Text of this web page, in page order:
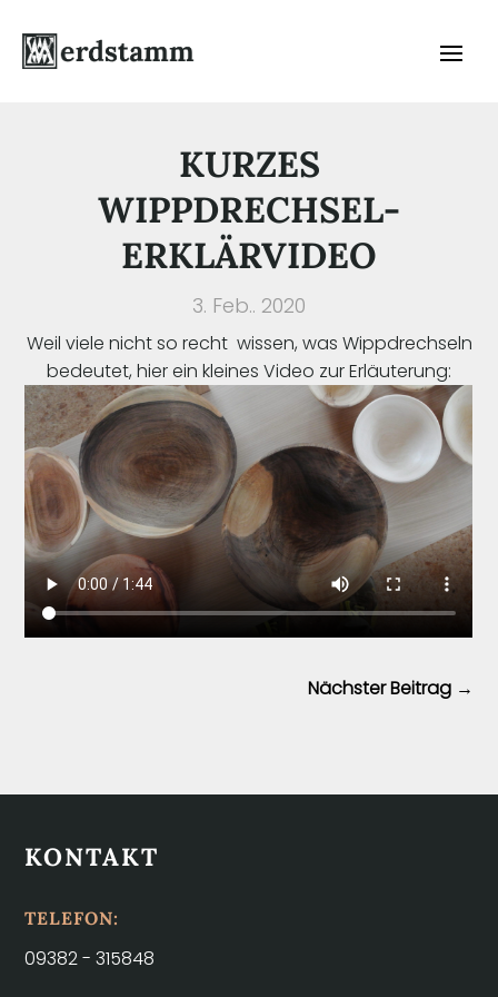
KURZES
WIPPDRECHSEL-
ERKLÄRVIDEO
3. Feb.. 2020
Weil viele nicht so recht wissen, was Wippdrechseln
bedeutet, hier ein kleines Video zur Erläuterung:
Nächster Beitrag→
KONTAKT
TELEFON:
09382 - 315848